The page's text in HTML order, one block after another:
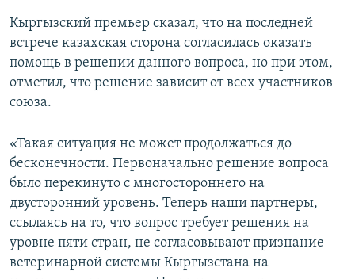
Кыргызский премьер сказал, что на последней
встрече казахская сторона согласилась оказать
помощь в решении данного вопроса, но при этом,
отметил, что решение зависит от всех участников
союза.
«Такая ситуация не может продолжаться до
бесконечности. Первоначально решение вопроса
было перекинуто с многостороннего на
двусторонний уровень. Теперь наши партнеры,
ссылаясь на то, что вопрос требует решения на
уровне пяти стран, не согласовывают признание
ветеринарной системы Кыргызстана на